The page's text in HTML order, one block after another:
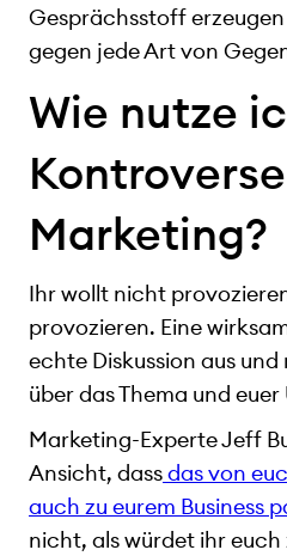
Gesprächsstoff
gegen jede Art von
Wie nutze
Marketing?
Ihr wollt nicht
provozieren. Eine
echte Diskussion aus
über das Thema und
Marketing-Experte Jeff
Ansicht, dassdas von
auch zu eurem Business
nicht, als würdet ihr euch